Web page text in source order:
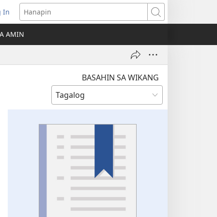
In
Hanapin
AMIN
BASAHIN SA WIKANG